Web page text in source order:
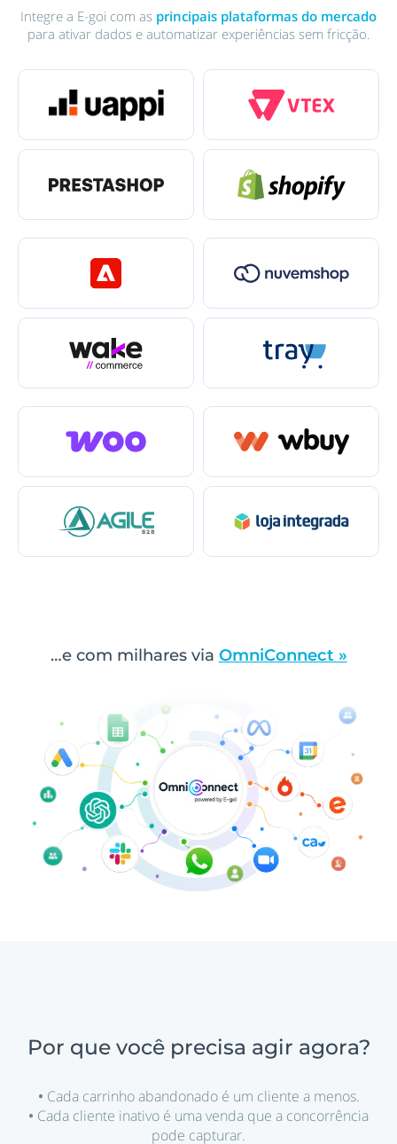
Integre a E-goi com as principais plataformas do mercado
para ativar dados e automatizar experiências sem fricção.
…e com milhares via OmniConnect »
Por que você precisa agir agora?
• Cada carrinho abandonado é um cliente a menos.
• Cada cliente inativo é uma venda que a concorrência
pode capturar.